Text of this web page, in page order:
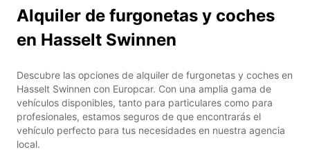
Alquiler de furgonetas y coches
en Hasselt Swinnen
Descubre las opciones de alquiler de furgonetas y coches en
Hasselt Swinnen con Europcar. Con una amplia gama de
vehículos disponibles, tanto para particulares como para
profesionales, estamos seguros de que encontrarás el
vehículo perfecto para tus necesidades en nuestra agencia
local.